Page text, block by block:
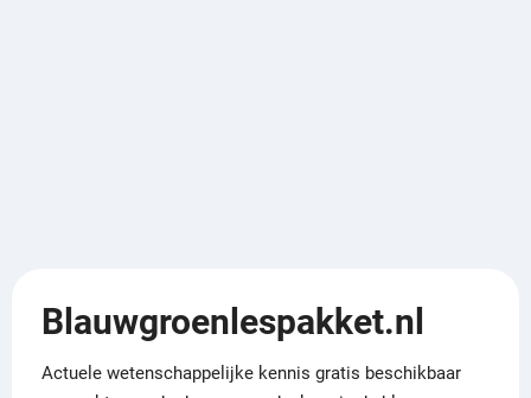
Blauwgroenlespakket.nl
Actuele wetenschappelijke kennis gratis beschikbaar